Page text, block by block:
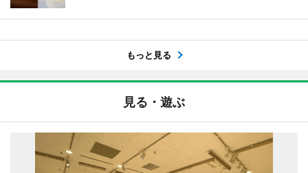
もっと見る
見る・遊ぶ